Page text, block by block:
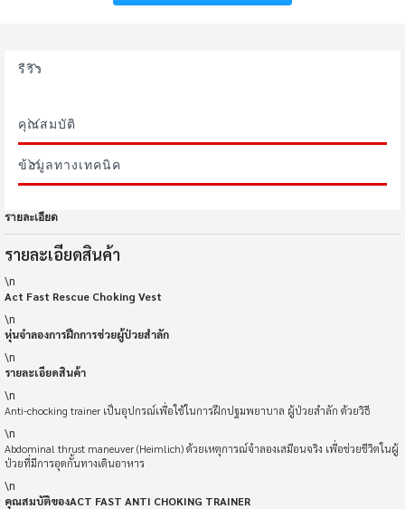
รีวิว
คุณสมบัติ
ข้อมูลทางเทคนิค
รายละเอียด
รายละเอียดสินค้า
\n
Act Fast Rescue Choking Vest
\n
หุ่นจำลองการฝึกการช่วยผู้ป่วยสำลัก
\n
รายละเอียดสินค้า
\n
Anti-chocking trainer เป็นอุปกรณ์เพื่อใช้ในการฝึกปฐมพยาบาล ผู้ป่วยสำลัก ด้วยวิธี
\n
Abdominal thrust maneuver (Heimlich) ด้วยเหตุการณ์จำลองเสมือนจริง เพื่อช่วยชีวิตในผู้
ป่วยที่มีการอุดกั้นทางเดินอาหาร
\n
คุณสมบัติของACT FAST ANTI CHOKING TRAINER